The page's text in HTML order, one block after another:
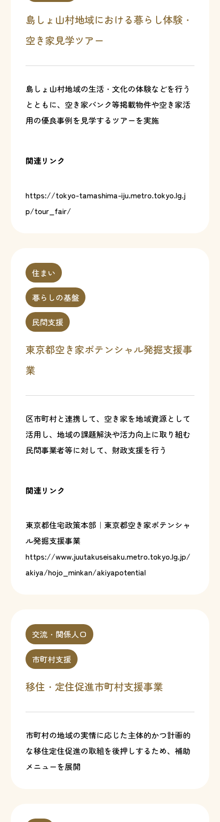
島しょ山村地域における暮らし体験・
空き家見学ツアー
島しょ山村地域の生活・文化の体験などを行う
とともに、空き家バンク等掲載物件や空き家活
用の優良事例を見学するツアーを実施
関連リンク
https://tokyo-tamashima-iju.metro.tokyo.lg.j
p/tour_fair/
住まい
暮らしの基盤
民間支援
東京都空き家ポテンシャル発掘支援事
業
区市町村と連携して、空き家を地域資源として
活用し、地域の課題解決や活力向上に取り組む
民間事業者等に対して、財政支援を行う
関連リンク
東京都住宅政策本部｜東京都空き家ポテンシャ
ル発掘支援事業
https://www.juutakuseisaku.metro.tokyo.lg.jp/
akiya/hojo_minkan/akiyapotential
交流・関係人口
市町村支援
移住・定住促進市町村支援事業
市町村の地域の実情に応じた主体的かつ計画的
な移住定住促進の取組を後押しするため、補助
メニューを展開